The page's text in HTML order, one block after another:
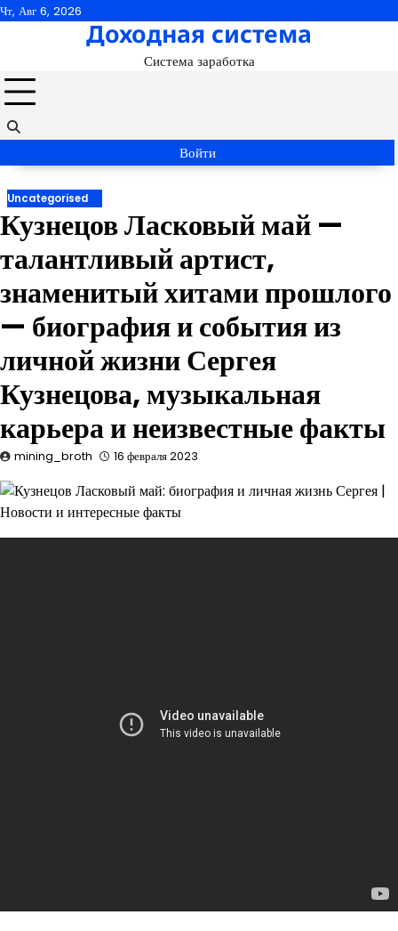
Перейти
Чт, Авг 6, 2026
Доходная система
Система заработка
Войти
Uncategorised
Кузнецов Ласковый май —
талантливый артист,
знаменитый хитами прошлого
— биография и события из
личной жизни Сергея
Кузнецова, музыкальная
карьера и неизвестные факты
mining_broth 16 февраля 2023